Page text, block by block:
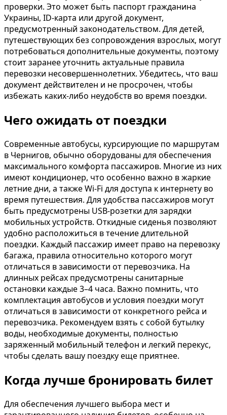
проверки. Это может быть паспорт гражданина
Украины, ID-карта или другой документ,
предусмотренный законодательством. Для детей,
путешествующих без сопровождения взрослых, могут
потребоваться дополнительные документы, поэтому
стоит заранее уточнить актуальные правила
перевозки несовершеннолетних. Убедитесь, что ваш
документ действителен и не просрочен, чтобы
избежать каких-либо неудобств во время поездки.
Чего ожидать от поездки
Современные автобусы, курсирующие по маршрутам
в Чернигов, обычно оборудованы для обеспечения
максимального комфорта пассажиров. Многие из них
имеют кондиционер, что особенно важно в жаркие
летние дни, а также Wi-Fi для доступа к интернету во
время путешествия. Для удобства пассажиров могут
быть предусмотрены USB-розетки для зарядки
мобильных устройств. Откидные сиденья позволяют
удобно расположиться в течение длительной
поездки. Каждый пассажир имеет право на перевозку
багажа, правила относительно которого могут
отличаться в зависимости от перевозчика. На
длинных рейсах предусмотрены санитарные
остановки каждые 3–4 часа. Важно помнить, что
комплектация автобусов и условия поездки могут
отличаться в зависимости от конкретного рейса и
перевозчика. Рекомендуем взять с собой бутылку
воды, необходимые документы, полностью
заряженный мобильный телефон и легкий перекус,
чтобы сделать вашу поездку еще приятнее.
Когда лучше бронировать билет
Для обеспечения лучшего выбора мест и